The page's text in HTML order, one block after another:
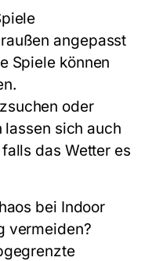
angepasst
Spiele können
oder
sich auch
das Wetter es
bei Indoor
vermeiden?